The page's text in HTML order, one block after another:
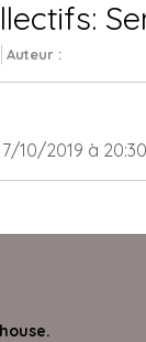
Auteur :
10/2019 à 20:30